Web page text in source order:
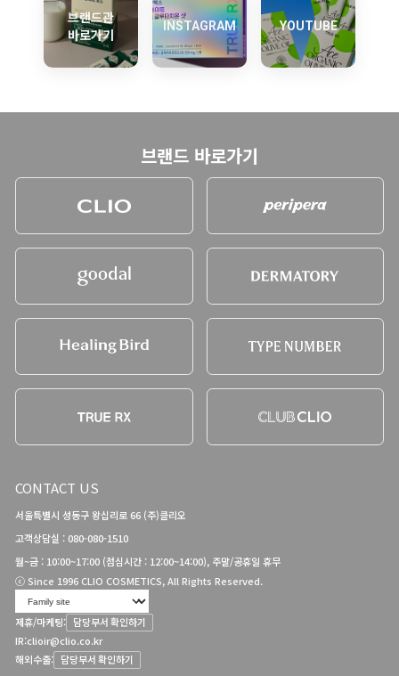
브랜드관
바로가기
INSTAGRAM YOUTUBE
브랜드 바로가기
CONTACT US
서울특별시 성동구 왕십리로 66 (주)클리오
고객상담실 : 080-080-1510
월~금 : 10:00~17:00 (점심시간 : 12:00~14:00), 주말/공휴일 휴무
ⓒ Since 1996 CLIO COSMETICS, All Rights Reserved.
제휴/마케팅: 담당부서 확인하기
IR:clioir@clio.co.kr
해외수출: 담당부서 확인하기